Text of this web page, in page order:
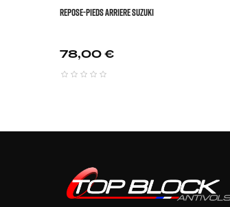
REPOSE-PIEDS ARRIERE SUZUKI
Prix
78,00 €